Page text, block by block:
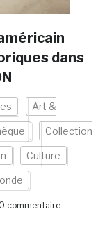
dans
Art &
Collection
Culture
0 commentaire